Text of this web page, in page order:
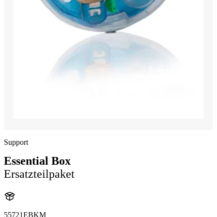
Support
Essential Box
Ersatzteilpaket
55721EBKM